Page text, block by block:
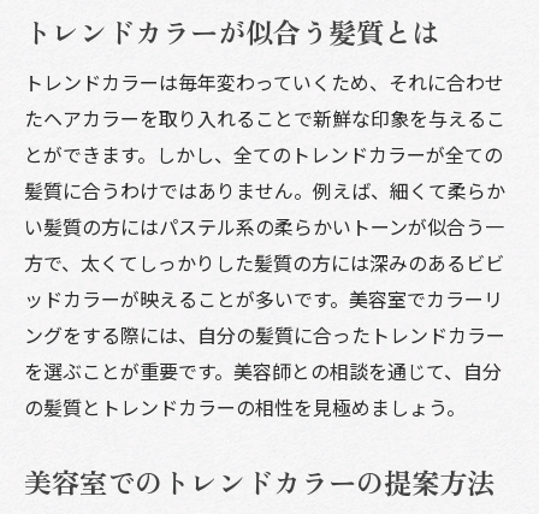
トレンドカラーが似合う髪質とは
トレンドカラーは毎年変わっていくため、それに合わせ
たヘアカラーを取り入れることで新鮮な印象を与えるこ
とができます。しかし、全てのトレンドカラーが全ての
髪質に合うわけではありません。例えば、細くて柔らか
い髪質の方にはパステル系の柔らかいトーンが似合う一
方で、太くてしっかりした髪質の方には深みのあるビビ
ッドカラーが映えることが多いです。美容室でカラーリ
ングをする際には、自分の髪質に合ったトレンドカラー
を選ぶことが重要です。美容師との相談を通じて、自分
の髪質とトレンドカラーの相性を見極めましょう。
美容室でのトレンドカラーの提案方法